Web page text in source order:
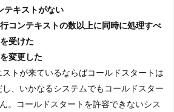
テキストがない
コンテキストの数以上に同時に処理すべ
受けた
変更した
トが来ているならばコールドスタートは
、いかなるシステムでもコールドスター
。コールドスタートを許容できないシス